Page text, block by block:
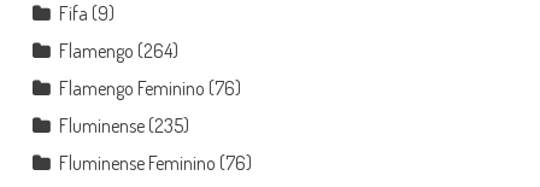
Fifa (9)
Flamengo (264)
Flamengo Feminino (76)
Fluminense(235)
Fluminense Feminino (76)